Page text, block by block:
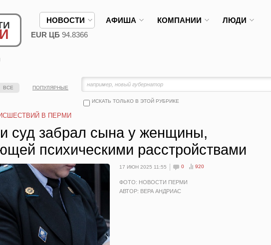
НОВОСТИ АФИША КОМПАНИИ ЛЮДИ
EUR ЦБ 94.8366
ИСКАТЬ ТОЛЬКО В ЭТОЙ РУБРИКЕ
ВСЕ ПОПУЛЯРНЫЕ
В ПЕРМИ
суд забрал сына у женщины,
психическими расстройствами
17 ИЮН 2025 11:55 0 920
ФОТО: НОВОСТИ ПЕРМИ
АВТОР: ВЕРА АНДРИАС